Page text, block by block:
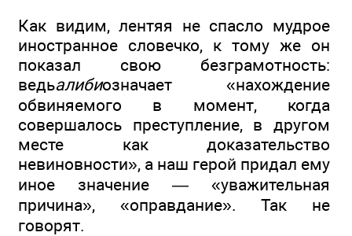
Как видим, лентяя не спасло мудрое
иностранное словечко, к тому же он
показал свою безграмотность:
ведьалибиозначает «нахождение
обвиняемого в момент, когда
совершалось преступление, в другом
месте как доказательство
невиновности», а наш герой придал ему
иное значение — «уважительная
причина», «оправдание». Так не
говорят.